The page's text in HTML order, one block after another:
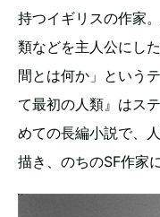
持つイギリスの作家
類などを主人公にし
間とは何か」という
て最初の人類』はス
めての長編小説で、
描き、のちのSF作家